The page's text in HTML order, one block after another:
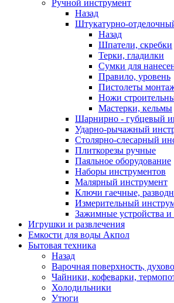
Ручной инструмент
Назад
Штукатурно-
Назад
Шпатели, скребки
Терки, гладилки
Сумки для
Правило, уровень
Пистолеты
Ножи
Мастерки, кельмы
Шарнирно - губцевый
Ударно-рычажный
Столярно-слесарный
Плиткорезы ручные
Паяльное оборудование
Наборы инструментов
Малярный инструмент
Ключи гаечные,
Измерительный
Зажимные устройства
Игрушки и развлечения
Емкости для воды Акпол
Бытовая техника
Назад
Варочная поверхность,
Чайники, кофеварки,
Холодильники
Утюги